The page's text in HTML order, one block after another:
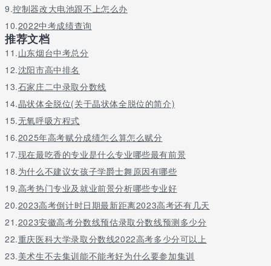
9.控制器改大电池跟不上怎么办
10.2022中考成绩查询
推荐文档
11.山东烟台中考总分
12.沈阳市高中排名
13.石家庄二中录取分数线
14.晶状体全脱位(关于晶状体全脱位的简介)
15.无氧呼吸方程式
16.2025年高考赋分成绩怎么算怎么赋分
17.现在最吃香的专业是什么专业哪些最有前景
18.为什么不建议女孩子学爵士舞原因有哪些
19.高考热门专业及就业前景分析哪些专业好
20.2023高考倒计时日期最新距离2023高考还有几天
21.2023安徽高考分数线预估录取分数线预测多少分
22.重庆医科大学录取分数线2022高考多少分可以上
23.美术生不去集训能不能考好为什么要参加集训